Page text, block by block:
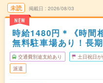
未読
NEW
掲載日 2026/08/03
時給1480円＊《時間
無料駐車場あり！長
交通費別途支給あり 土日祝日が
派遣